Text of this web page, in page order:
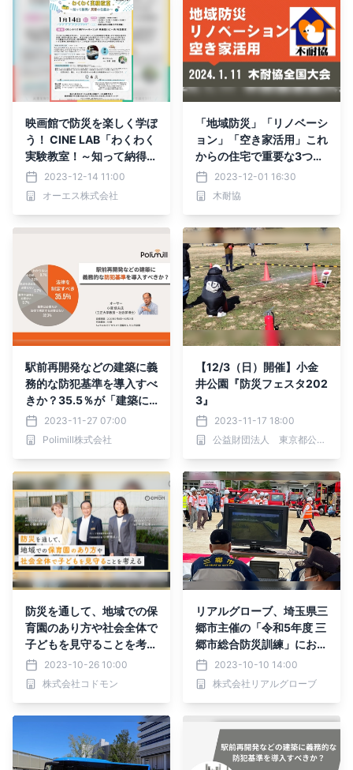
映画館で防災を楽しく学ぼ
う！ CINE LAB「わくわく
実験教室！～知って納得、
災害の仕組み〜」 2024年
1月14日（日）ＯＳシネマ
ズ神戸ハーバーランドにて
2023-12-14 11:00
オーエス株式会社
「地域防災」「リノベーシ
ョン」「空き家活用」これ
からの住宅で重要な3つの
テーマでセミナーを開催
2023-12-01 16:30
木耐協
駅前再開発などの建築に義
務的な防犯基準を導入すべ
きか？35.5％が「建築に
防犯への配慮を義務付ける
法律を制定すべき」と回
答。「長期的な視点で地域
などのコメントが寄せられ
た。
2023-11-27 07:00
Polimill株式会社
【12/3（日）開催】小金
井公園『防災フェスタ202
3』
2023-11-17 18:00
公益財団法人 東京都公園協会
防災を通して、地域での保
育園のあり方や社会全体で
子どもを見守ることを考え
る
2023-10-26 10:00
株式会社コドモン
リアルグローブ、埼玉県三
郷市主催の「令和5年度 三
郷市総合防災訓練」におい
て、ドローンスクールジャ
パン埼玉三郷校が操縦する
ドローンの映像伝送に遠隔
ye（ヘックアイ）」を活
用いただきました。
2023-10-10 14:00
株式会社リアルグローブ